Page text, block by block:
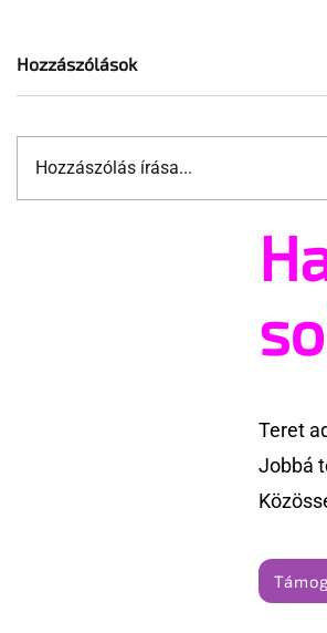
Hozzászólások
Hozzászólás írása...
Teret
Jobbá